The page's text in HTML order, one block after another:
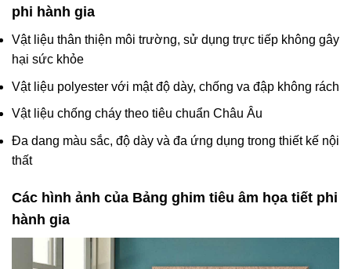
phi hành gia
Vật liệu thân thiện môi trường, sử dụng trực tiếp không gây
hại sức khỏe
Vật liệu polyester với mật độ dày, chống va đập không rách
Vật liệu chống cháy theo tiêu chuẩn Châu Âu
Đa dang màu sắc, độ dày và đa ứng dụng trong thiết kế nội
thất
Các hình ảnh của Bảng ghim tiêu âm họa tiết phi
hành gia